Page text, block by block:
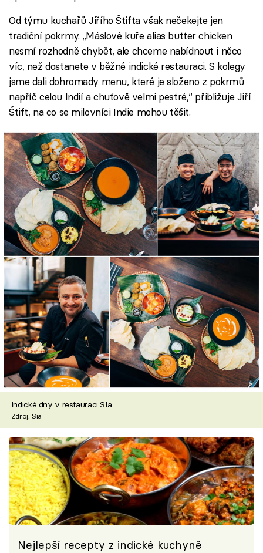
Od týmu kuchařů Jiřího Štifta však nečekejte jen
tradiční pokrmy. „Máslové kuře alias butter chicken
nesmí rozhodně chybět, ale chceme nabídnout i něco
víc, než dostanete v běžné indické restauraci. S kolegy
jsme dali dohromady menu, které je složeno z pokrmů
napříč celou Indií a chuťově velmi pestré,“ přibližuje Jiří
Štift, na co se milovníci Indie mohou těšit.
Indické dny v restauraci SIa
Zdroj: Sia
Nejlepší recepty z indické kuchyně